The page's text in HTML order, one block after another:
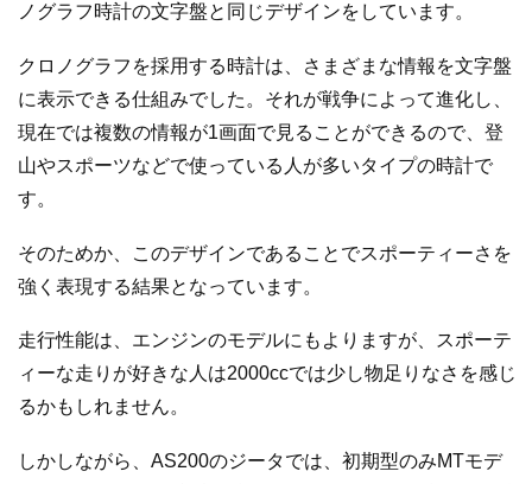
ノグラフ時計の文字盤と同じデザインをしています。
クロノグラフを採用する時計は、さまざまな情報を文字盤
に表示できる仕組みでした。それが戦争によって進化し、
現在では複数の情報が1画面で見ることができるので、登
山やスポーツなどで使っている人が多いタイプの時計で
す。
そのためか、このデザインであることでスポーティーさを
強く表現する結果となっています。
走行性能は、エンジンのモデルにもよりますが、スポーテ
ィーな走りが好きな人は2000ccでは少し物足りなさを感じ
るかもしれません。
しかしながら、AS200のジータでは、初期型のみMTモデ